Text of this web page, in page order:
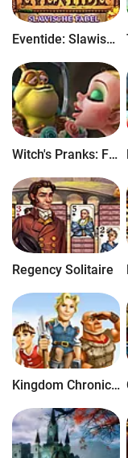
Eventide: Slawische Fabel
Witch's Pranks: Frog's Fortune
Regency Solitaire
Kingdom Chronicles Sammleredition